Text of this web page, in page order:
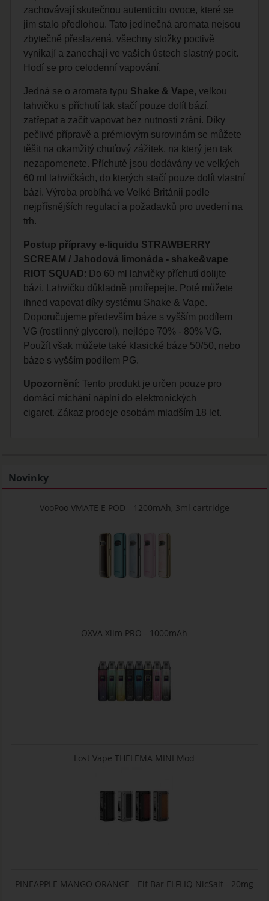
zachovávají skutečnou autenticitu ovoce, které se
jim stalo předlohou. Tato jedinečná aromata nejsou
zbytečně přeslazená, všechny složky poctivě
vynikají a zanechají ve vašich ústech slastný pocit.
Hodí se pro celodenní vapování.
Jedná se o aromata typu Shake & Vape, velkou
lahvičku s příchutí tak stačí pouze dolít bází,
zatřepat a začít vapovat bez nutnosti zrání. Díky
pečlivé přípravě a prémiovým surovinám se můžete
těšit na okamžitý chuťový zážitek, na který jen tak
nezapomenete. Příchutě jsou dodávány ve velkých
60 ml lahvičkách, do kterých stačí pouze dolít vlastní
bázi. Výroba probíhá ve Velké Británii podle
nejpřísnějších regulací a požadavků pro uvedení na
trh.
Postup přípravy e-liquidu STRAWBERRY
SCREAM / Jahodová limonáda - shake&vape
RIOT SQUAD: Do 60 ml lahvičky příchutí dolijte
bázi. Lahvičku důkladně protřepejte. Poté můžete
ihned vapovat díky systému Shake & Vape.
Doporučujeme především báze s vyšším podílem
VG (rostlinný glycerol), nejlépe 70% - 80% VG.
Použít však můžete také klasické báze 50/50, nebo
báze s vyšším podílem PG.
Upozornění: Tento produkt je určen pouze pro
domácí míchání náplní do elektronických
cigaret. Zákaz prodeje osobám mladším 18 let.
Novinky
VooPoo VMATE E POD - 1200mAh, 3ml cartridge
OXVA Xlim PRO - 1000mAh
Lost Vape THELEMA MINI Mod
PINEAPPLE MANGO ORANGE - Elf Bar ELFLIQ NicSalt - 20mg